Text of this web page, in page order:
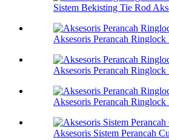
Sistem Bekisting Tie Rod
Aksesoris Perancah
Aksesoris Perancah
Aksesoris Perancah
Aksesoris Sistem Perancah